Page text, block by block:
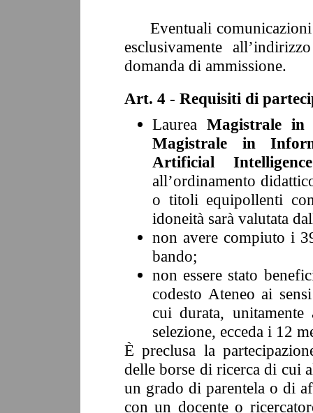
Eventuali comunicazioni
esclusivamente
domanda di ammissione.
Art. 4 - Requisiti di
Laurea Magistrale in
Magistrale in
Artificial Intelligence
all’ordinamento
o titoli equipollenti
idoneità sarà valutata
non avere compiuto i
bando;
non essere stato
codesto Ateneo ai
cui durata,
selezione, ecceda i 12
È preclusa la
delle borse di ricerca di cui
un grado di parentela o di
con un docente o